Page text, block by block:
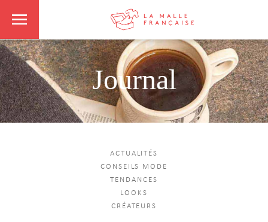
Journal
ACTUALITÉS
CONSEILS MODE
TENDANCES
LOOKS
CRÉATEURS